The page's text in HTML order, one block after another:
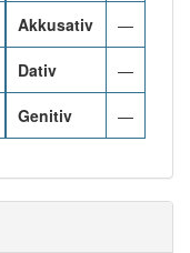
Akkusativ —
Dativ —
Genitiv —